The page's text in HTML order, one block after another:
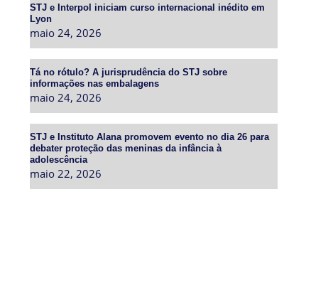
STJ e Interpol iniciam curso internacional inédito em
Lyon
maio 24, 2026
Tá no rótulo? A jurisprudência do STJ sobre
informações nas embalagens
maio 24, 2026
STJ e Instituto Alana promovem evento no dia 26 para
debater proteção das meninas da infância à
adolescência
maio 22, 2026